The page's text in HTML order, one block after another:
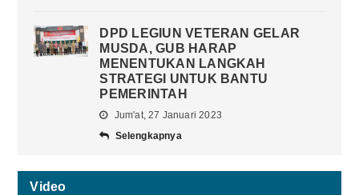
DPD LEGIUN VETERAN GELAR
MUSDA, GUB HARAP
MENENTUKAN LANGKAH
STRATEGI UNTUK BANTU
PEMERINTAH
Jum'at, 27 Januari 2023
Selengkapnya
Video